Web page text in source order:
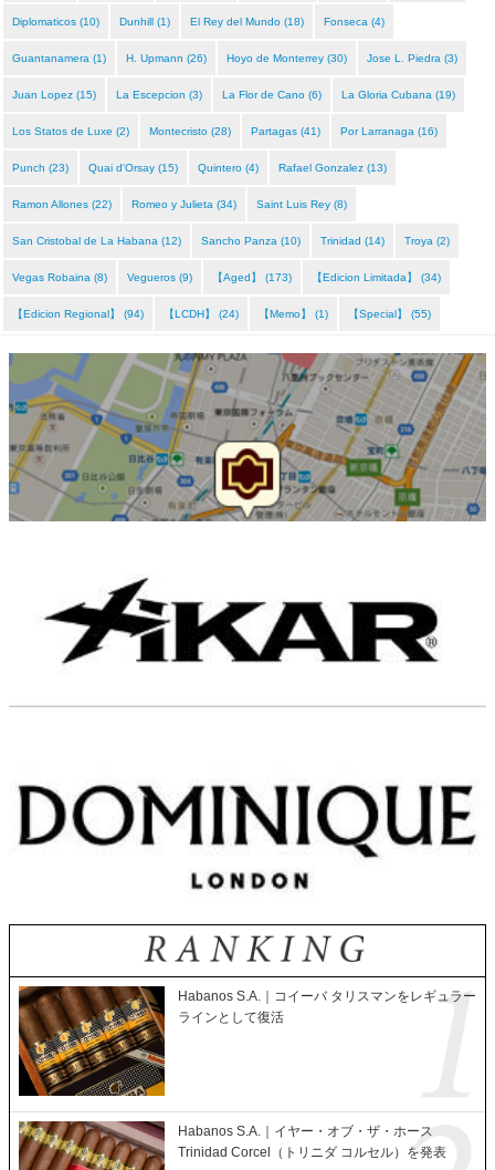
Diplomaticos (10) Dunhill (1) El Rey del Mundo (18) Fonseca (4)
Guantanamera (1) H. Upmann (26) Hoyo de Monterrey (30) Jose L. Piedra (3)
Juan Lopez (15) La Escepcion (3) La Flor de Cano (6) La Gloria Cubana (19)
Los Statos de Luxe (2) Montecristo (28) Partagas (41) Por Larranaga (16)
Punch (23) Quai d'Orsay (15) Quintero (4) Rafael Gonzalez (13)
Ramon Allones (22) Romeo y Julieta (34) Saint Luis Rey (8)
San Cristobal de La Habana (12) Sancho Panza (10) Trinidad (14) Troya (2)
Vegas Robaina (8) Vegueros (9) 【Aged】 (173) 【Edicion Limitada】 (34)
【Edicion Regional】 (94) 【LCDH】 (24) 【Memo】 (1) 【Special】 (55)
Habanos S.A.｜コイーバ タリスマンをレギュラー
ラインとして復活
Habanos S.A.｜イヤー・オブ・ザ・ホース
Trinidad Corcel（トリニダ コルセル）を発表